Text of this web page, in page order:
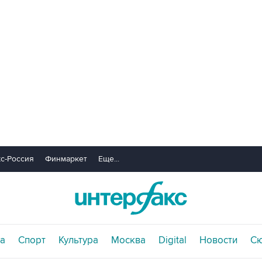
Россия Финмаркет Еще...
Спорт Культура Москва Digital Новости